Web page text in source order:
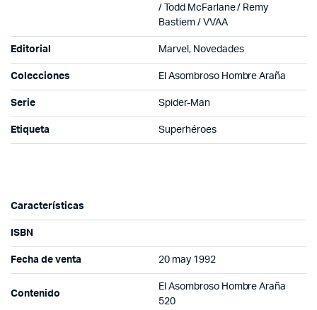
/ Todd McFarlane / Remy
Bastiem / VVAA
Editorial Marvel, Novedades
Colecciones El Asombroso Hombre Araña
Serie Spider-Man
Etiqueta Superhéroes
Características
ISBN
Fecha de venta 20 may 1992
Contenido
El Asombroso Hombre Araña
520